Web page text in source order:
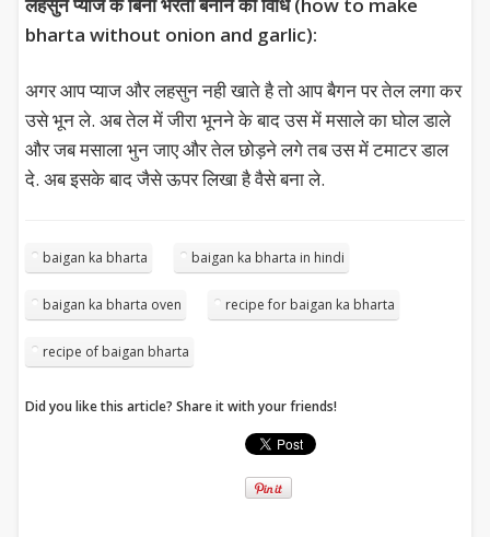
लहसुन प्याज के बिना भरता बनाने की विधि (how to make
bharta without onion and garlic):
अगर आप प्याज और लहसुन नही खाते है तो आप बैगन पर तेल लगा कर
उसे भून ले. अब तेल में जीरा भूनने के बाद उस में मसाले का घोल डाले
और जब मसाला भुन जाए और तेल छोड़ने लगे तब उस में टमाटर डाल
दे. अब इसके बाद जैसे ऊपर लिखा है वैसे बना ले.
baigan ka bharta baigan ka bharta in hindi
baigan ka bharta oven recipe for baigan ka bharta
recipe of baigan bharta
Did you like this article? Share it with your friends!